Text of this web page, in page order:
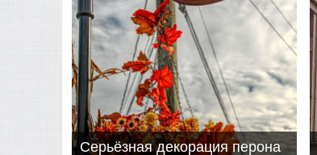
Серьёзная декорация перона